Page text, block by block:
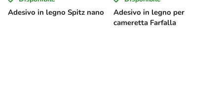
Adesivo in legno Spitz nano
Adesivo in legno per
cameretta Farfalla